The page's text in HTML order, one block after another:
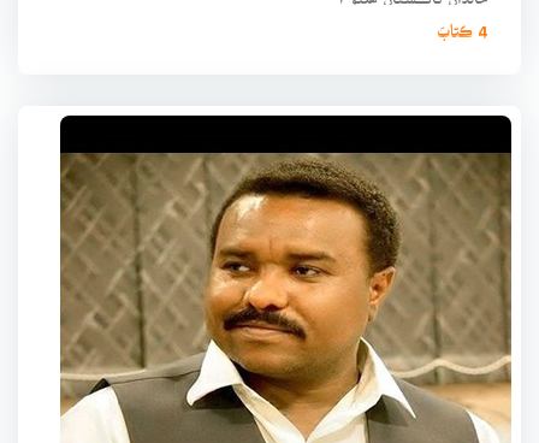
4 ڪتابَ